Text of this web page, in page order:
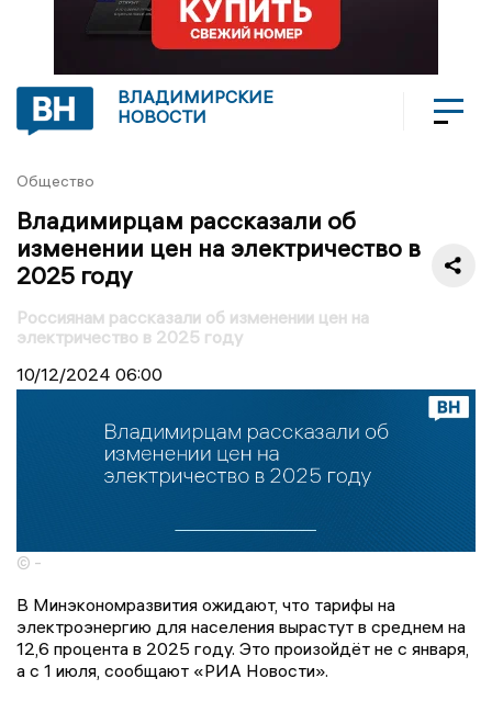
ВЛАДИМИРСКИЕ
НОВОСТИ
Общество
Владимирцам рассказали об
изменении цен на электричество в
2025 году
Россиянам рассказали об изменении цен на
электричество в 2025 году
10/12/2024 06:00
© -
В Минэкономразвития ожидают, что тарифы на
электроэнергию для населения вырастут в среднем на
12,6 процента в 2025 году. Это произойдёт не с января,
а с 1 июля, сообщают «РИА Новости».